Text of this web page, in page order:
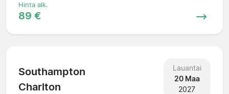
Hinta alk.
89 €
Southampton
Charlton
Lauantai
20 Maa
2027